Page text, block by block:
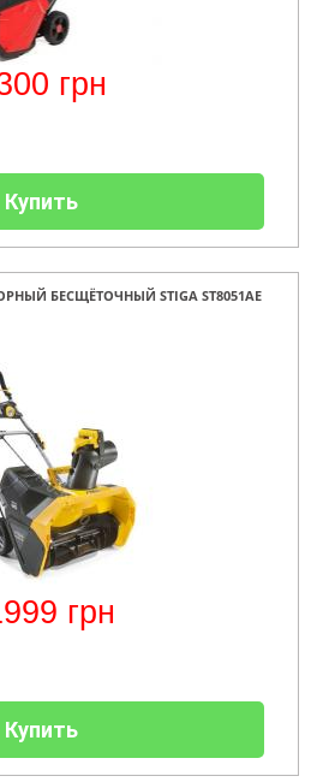
грн
Купить
БЕСЩЁТОЧНЫЙ STIGA ST8051AE
грн
Купить